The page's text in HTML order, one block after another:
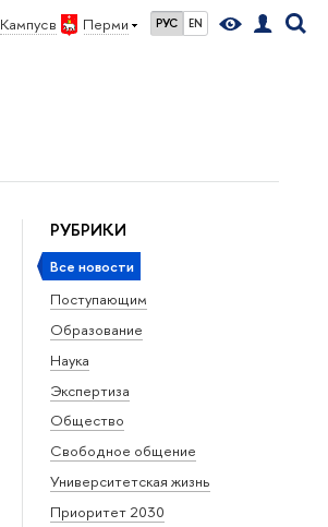
Кампус в Перми РУС EN
РУБРИКИ
Все новости
Поступающим
Образование
Наука
Экспертиза
Общество
Свободное общение
Университетская жизнь
Приоритет 2030